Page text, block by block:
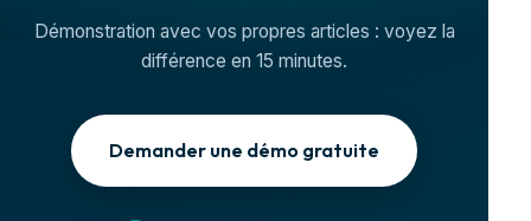
Démonstration avec vos propres articles : voyez la
différence en 15 minutes.
Demander une démo gratuite